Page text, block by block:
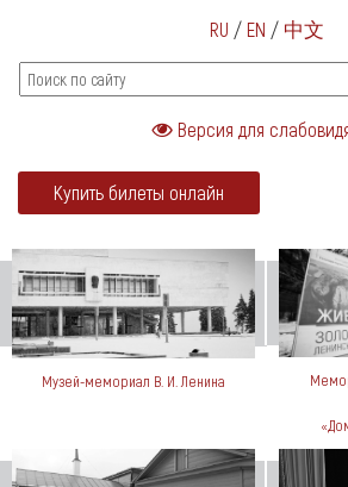
RU / EN / 中文
Версия для
Купить билеты онлайн
Музей-мемориал В. И. Ленина